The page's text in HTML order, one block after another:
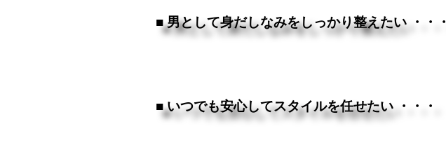
■ 男として身だしなみをしっかり整えたい ・・・
■ いつでも安心してスタイルを任せたい ・・・